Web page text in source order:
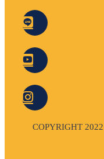
COPYRIGHT